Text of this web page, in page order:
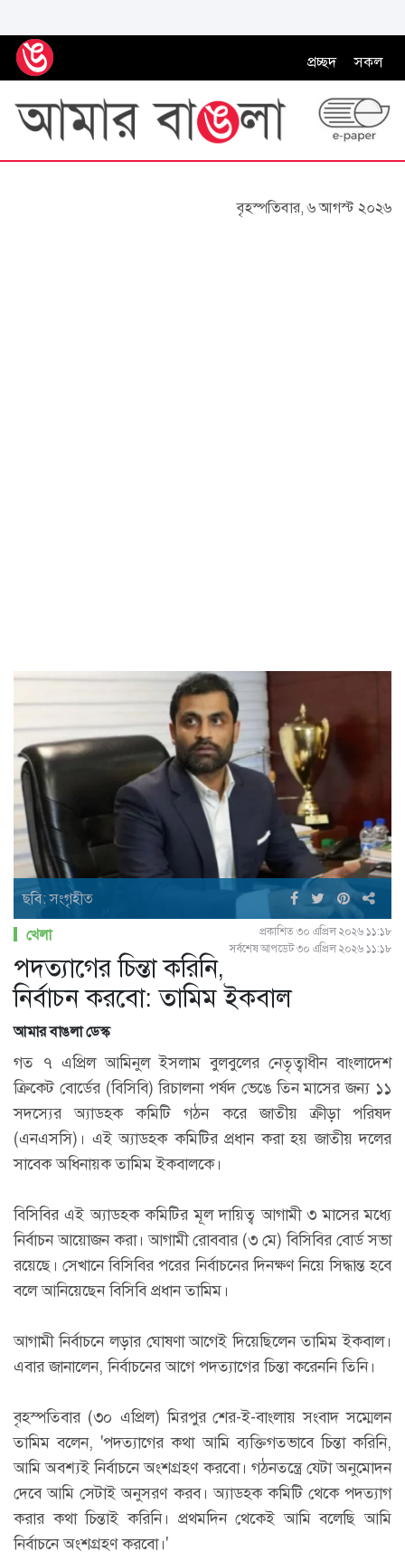
প্রচ্ছদ সকল
বৃহস্পতিবার, ৬ আগস্ট ২০২৬
ছবি: সংগৃহীত
খেলা
প্রকাশিত ৩০ এপ্রিল ২০২৬ ১১:১৮
সর্বশেষ আপডেট ৩০ এপ্রিল ২০২৬ ১১:১৮
পদত্যাগের চিন্তা করিনি,
নির্বাচন করবো: তামিম ইকবাল
আমার বাঙলা ডেস্ক
গত ৭ এপ্রিল আমিনুল ইসলাম বুলবুলের নেতৃত্বাধীন বাংলাদেশ
ক্রিকেট বোর্ডের (বিসিবি) রিচালনা পর্ষদ ভেঙে তিন মাসের জন্য ১১
সদস্যের অ্যাডহক কমিটি গঠন করে জাতীয় ক্রীড়া পরিষদ
(এনএসসি)। এই অ্যাডহক কমিটির প্রধান করা হয় জাতীয় দলের
সাবেক অধিনায়ক তামিম ইকবালকে।
বিসিবির এই অ্যাডহক কমিটির মূল দায়িত্ব আগামী ৩ মাসের মধ্যে
নির্বাচন আয়োজন করা। আগামী রোববার (৩ মে) বিসিবির বোর্ড সভা
রয়েছে। সেখানে বিসিবির পরের নির্বাচনের দিনক্ষণ নিয়ে সিদ্ধান্ত হবে
বলে আনিয়েছেন বিসিবি প্রধান তামিম।
আগামী নির্বাচনে লড়ার ঘোষণা আগেই দিয়েছিলেন তামিম ইকবাল।
এবার জানালেন, নির্বাচনের আগে পদত্যাগের চিন্তা করেননি তিনি।
বৃহস্পতিবার (৩০ এপ্রিল) মিরপুর শের-ই-বাংলায় সংবাদ সম্মেলন
তামিম বলেন, 'পদত্যাগের কথা আমি ব্যক্তিগতভাবে চিন্তা করিনি,
আমি অবশ্যই নির্বাচনে অংশগ্রহণ করবো। গঠনতন্ত্রে যেটা অনুমোদন
দেবে আমি সেটাই অনুসরণ করব। অ্যাডহক কমিটি থেকে পদত্যাগ
করার কথা চিন্তাই করিনি। প্রথমদিন থেকেই আমি বলেছি আমি
নির্বাচনে অংশগ্রহণ করবো।'